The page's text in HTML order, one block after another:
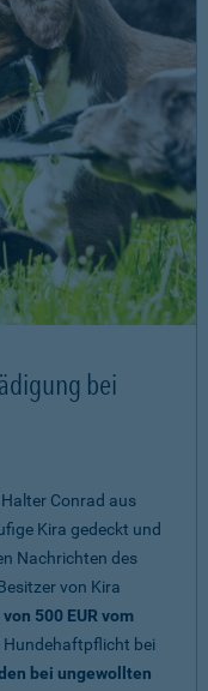
bei
Conrad aus
Kira gedeckt und
Nachrichten des
von Kira
500 EUR vom
Hundehaftpflicht bei
bei ungewollten